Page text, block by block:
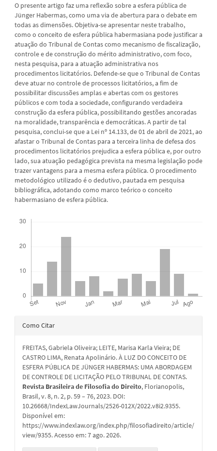
O presente artigo faz uma reflexão sobre a esfera pública de
Jünger Habermas, como uma via de abertura para o debate em
todas as dimensões. Objetiva-se apresentar neste trabalho,
como o conceito de esfera pública habermasiana pode justificar a
atuação do Tribunal de Contas como mecanismo de fiscalização,
controle e de construção do mérito administrativo, com foco,
nesta pesquisa, para a atuação administrativa nos
procedimentos licitatórios. Defende-se que o Tribunal de Contas
deve atuar no controle de processos licitatórios, a fim de
possibilitar discussões amplas e abertas com os gestores
públicos e com toda a sociedade, configurando verdadeira
construção da esfera pública, possibilitando gestões ancoradas
na moralidade, transparência e democráticas. A partir de tal
pesquisa, conclui-se que a Lei nº 14.133, de 01 de abril de 2021, ao
afastar o Tribunal de Contas para a terceira linha de defesa dos
procedimentos licitatórios prejudica a esfera pública e, por outro
lado, sua atuação pedagógica prevista na mesma legislação pode
trazer vantagens para a mesma esfera pública. O procedimento
metodológico utilizado é o dedutivo, pautada em pesquisa
bibliográfica, adotando como marco teórico o conceito
habermasiano de esfera pública.
Detalhes
artigo
Como Citar
FREITAS, Gabriela Oliveira; LEITE, Marisa Karla Vieira; DE
CASTRO LIMA, Renata Apolinário. À LUZ DO CONCEITO DE
ESFERA PÚBLICA DE JÜNGER HABERMAS: UMA ABORDAGEM
DE CONTROLE DE LICITAÇÃO PELO TRIBUNAL DE CONTAS.
Revista Brasileira de Filosofia do Direito, Florianopolis,
Brasil, v. 8, n. 2, p. 59 – 76, 2023. DOI:
10.26668/IndexLawJournals/2526-012X/2022.v8i2.9355.
Disponível em:
https://www.indexlaw.org/index.php/filosofiadireito/article/
view/9355. Acesso em: 7 ago. 2026.